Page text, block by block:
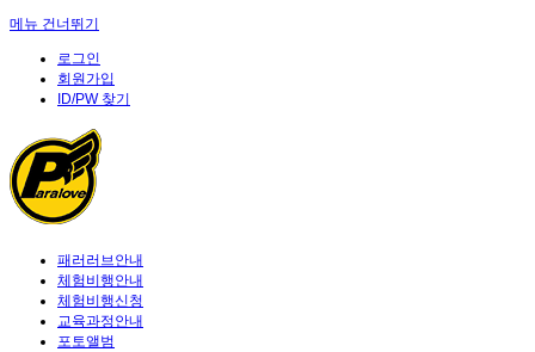
메뉴 건너뛰기
로그인
회원가입
ID/PW 찾기
패러러브안내
체험비행안내
체험비행신청
교육과정안내
포토앨범